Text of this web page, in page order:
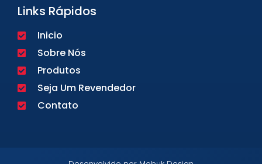
Links Rápidos
Inicio
Sobre Nós
Produtos
Seja Um Revendedor
Contato